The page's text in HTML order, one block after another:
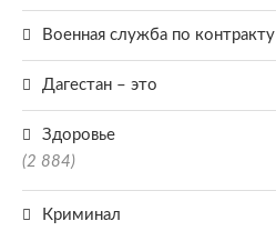
Военная служба по контракту
Дагестан – это
Здоровье
(2 884)
Криминал